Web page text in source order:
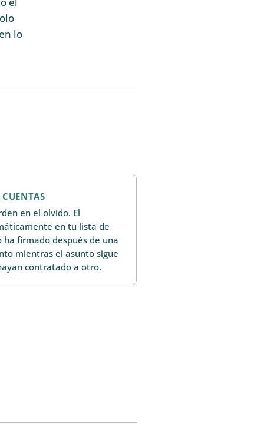
lo
en el olvido. El
en tu lista de
firmado después de una
mientras el asunto sigue
contratado a otro.